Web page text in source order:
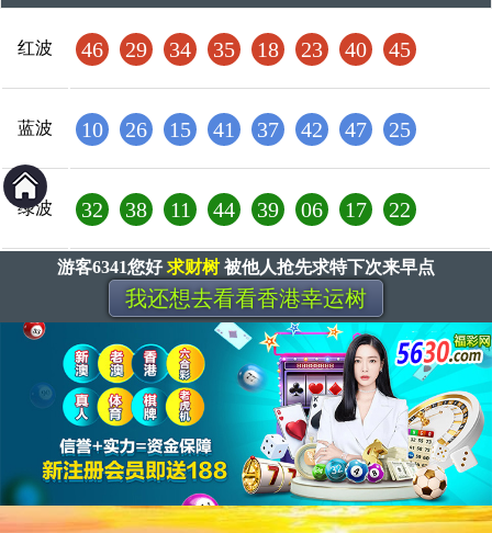
红波 46 29 34 35 18 23 40 45
蓝波 10 26 15 41 37 42 47 25
绿波 32 38 11 44 39 06 17 22
游客6341您好求财树 被他人抢先求特下次来早点